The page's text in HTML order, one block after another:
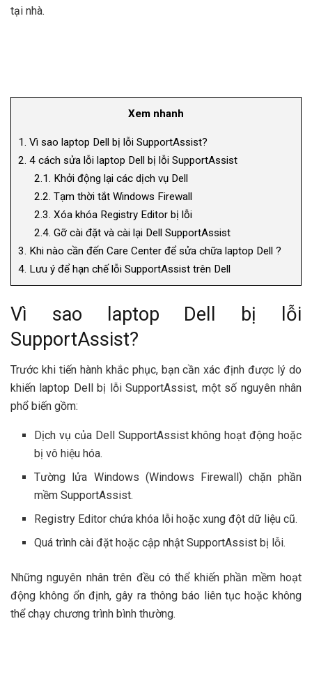
tại nhà.
Xem nhanh
1. Vì sao laptop Dell bị lỗi SupportAssist?
2. 4 cách sửa lỗi laptop Dell bị lỗi SupportAssist
2.1. Khởi động lại các dịch vụ Dell
2.2. Tạm thời tắt Windows Firewall
2.3. Xóa khóa Registry Editor bị lỗi
2.4. Gỡ cài đặt và cài lại Dell SupportAssist
3. Khi nào cần đến Care Center để sửa chữa laptop Dell ?
4. Lưu ý để hạn chế lỗi SupportAssist trên Dell
Vì sao laptop Dell bị lỗi
SupportAssist?
Trước khi tiến hành khắc phục, bạn cần xác định được lý do
khiến laptop Dell bị lỗi SupportAssist, một số nguyên nhân
phổ biến gồm:
Dịch vụ của Dell SupportAssist không hoạt động hoặc
bị vô hiệu hóa.
Tường lửa Windows (Windows Firewall) chặn phần
mềm SupportAssist.
Registry Editor chứa khóa lỗi hoặc xung đột dữ liệu cũ.
Quá trình cài đặt hoặc cập nhật SupportAssist bị lỗi.
Những nguyên nhân trên đều có thể khiến phần mềm hoạt
động không ổn định, gây ra thông báo liên tục hoặc không
thể chạy chương trình bình thường.